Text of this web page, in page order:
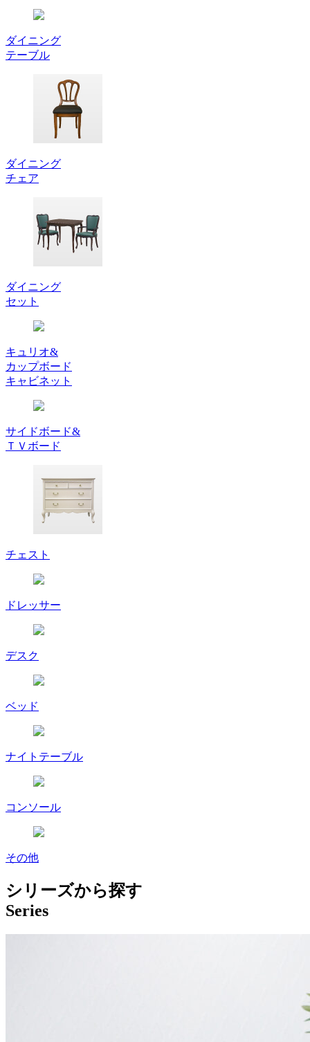
ダイニング
テーブル
ダイニング
チェア
ダイニング
セット
キュリオ&
カップボード
キャビネット
サイドボード&
ＴＶボード
チェスト
ドレッサー
デスク
ベッド
ナイトテーブル
コンソール
その他
シリーズから探す
Series